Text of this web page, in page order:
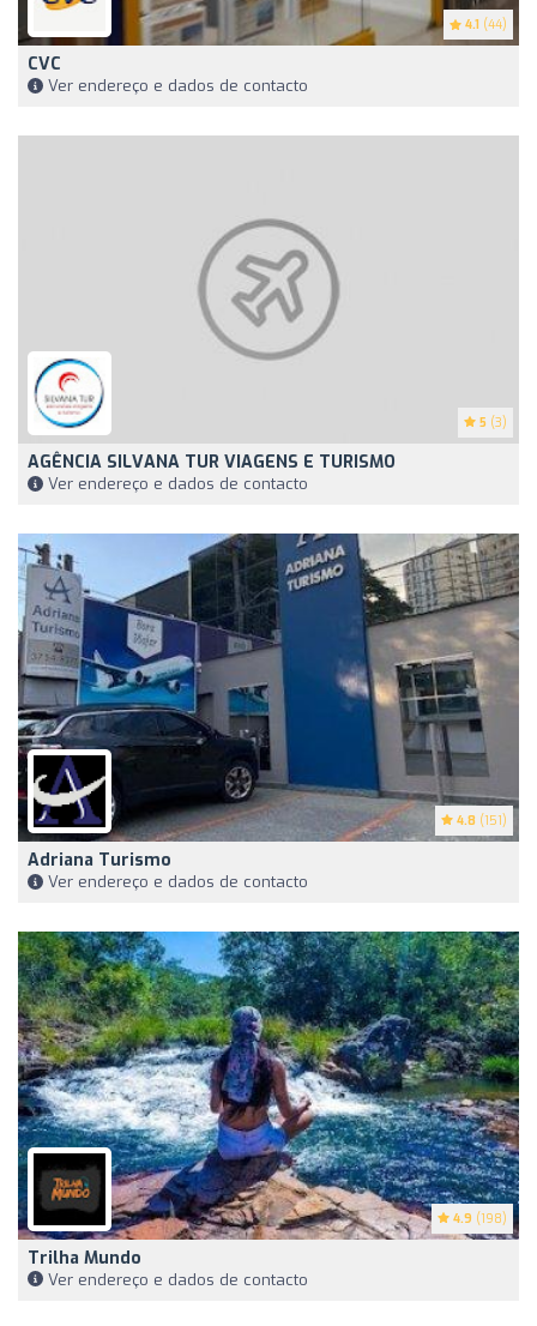
4.1 (44)
CVC
Ver endereço e dados de contacto
5 (3)
AGÊNCIA SILVANA TUR VIAGENS E TURISMO
Ver endereço e dados de contacto
4.8 (151)
Adriana Turismo
Ver endereço e dados de contacto
4.9 (198)
Trilha Mundo
Ver endereço e dados de contacto